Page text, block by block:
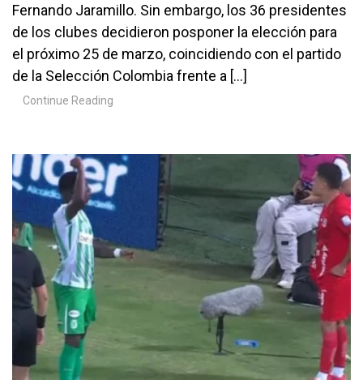
Fernando Jaramillo. Sin embargo, los 36 presidentes
de los clubes decidieron posponer la elección para
el próximo 25 de marzo, coincidiendo con el partido
de la Selección Colombia frente a […]
Continue Reading